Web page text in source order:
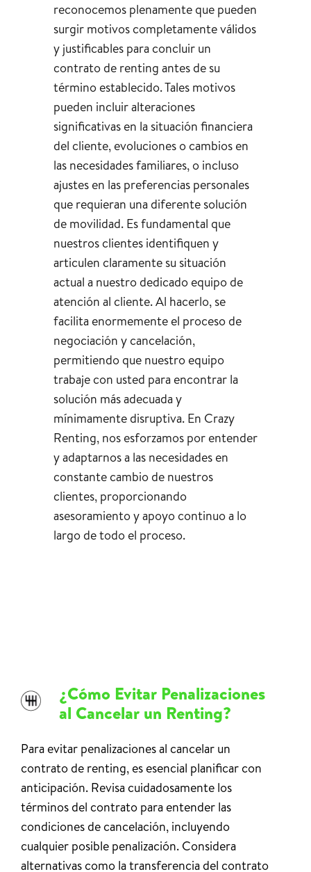
reconocemos plenamente que pueden
surgir motivos completamente válidos
y justificables para concluir un
contrato de renting antes de su
término establecido. Tales motivos
pueden incluir alteraciones
significativas en la situación financiera
del cliente, evoluciones o cambios en
las necesidades familiares, o incluso
ajustes en las preferencias personales
que requieran una diferente solución
de movilidad. Es fundamental que
nuestros clientes identifiquen y
articulen claramente su situación
actual a nuestro dedicado equipo de
atención al cliente. Al hacerlo, se
facilita enormemente el proceso de
negociación y cancelación,
permitiendo que nuestro equipo
trabaje con usted para encontrar la
solución más adecuada y
mínimamente disruptiva. En Crazy
Renting, nos esforzamos por entender
y adaptarnos a las necesidades en
constante cambio de nuestros
clientes, proporcionando
asesoramiento y apoyo continuo a lo
largo de todo el proceso.
¿Cómo Evitar Penalizaciones
al Cancelar un Renting?
Para evitar penalizaciones al cancelar un
contrato de renting, es esencial planificar con
anticipación. Revisa cuidadosamente los
términos del contrato para entender las
condiciones de cancelación, incluyendo
cualquier posible penalización. Considera
alternativas como la transferencia del contrato